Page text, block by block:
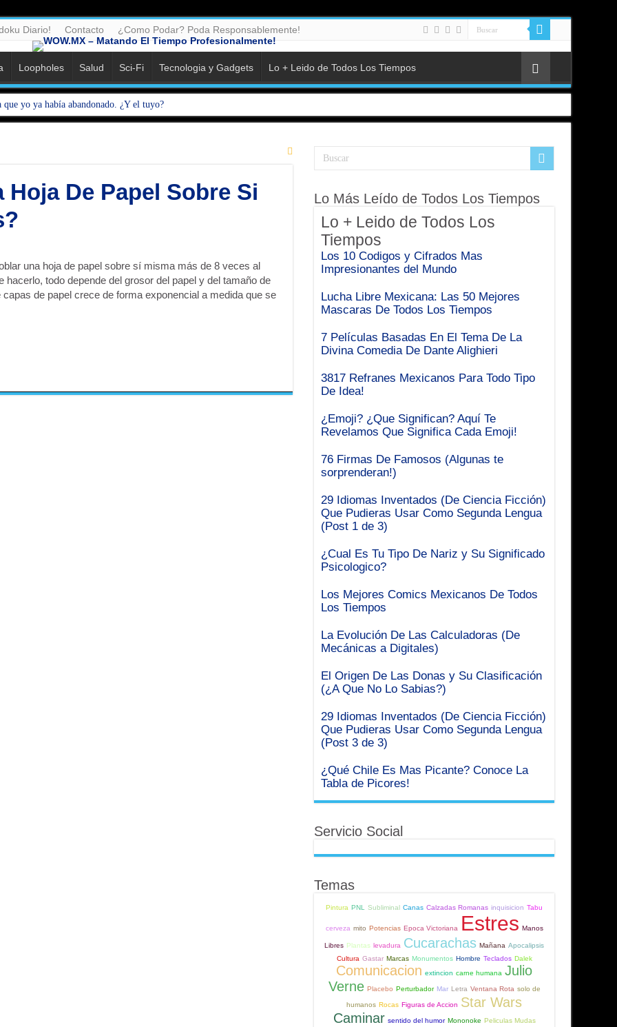
Diario! Contacto ¿Como Podar? Poda Responsablemente!
Loopholes Salud Sci-Fi Tecnologia y Gadgets Lo + Leido de Todos Los Tiempos
yo ya había abandonado. ¿Y el tuyo?
2005) y Hoy Parecen Absurdas
(Version Audio con mi voz y version para leer)
o Blanquillos?
alguien pueda “ver” con las manos, la yema de los dedos o con los ojos vendados?
La disputa legal que lo cambió todo
Qué el Juego Te Deja Ganar……al Inicio
el truco mental del que todos hablan
De Papel Sobre Si
una hoja de papel sobre sí misma más de 8 veces al
todo depende del grosor del papel y del tamaño de
de papel crece de forma exponencial a medida que se
Lo Más Leído de Todos Los Tiempos
Lo + Leido de Todos Los
Tiempos
Los 10 Codigos y Cifrados Mas
Impresionantes del Mundo
Lucha Libre Mexicana: Las 50 Mejores
Mascaras De Todos Los Tiempos
7 Películas Basadas En El Tema De La
Divina Comedia De Dante Alighieri
3817 Refranes Mexicanos Para Todo Tipo
De Idea!
¿Emoji? ¿Que Significan? Aquí Te
Revelamos Que Significa Cada Emoji!
76 Firmas De Famosos (Algunas te
sorprenderan!)
29 Idiomas Inventados (De Ciencia Ficción)
Que Pudieras Usar Como Segunda Lengua
(Post 1 de 3)
¿Cual Es Tu Tipo De Nariz y Su Significado
Psicologico?
Los Mejores Comics Mexicanos De Todos
Los Tiempos
La Evolución De Las Calculadoras (De
Mecánicas a Digitales)
El Origen De Las Donas y Su Clasificación
(¿A Que No Lo Sabias?)
29 Idiomas Inventados (De Ciencia Ficción)
Que Pudieras Usar Como Segunda Lengua
(Post 3 de 3)
¿Qué Chile Es Mas Picante? Conoce La
Tabla de Picores!
Servicio Social
Temas
Pintura PNL Subliminal Canas Calzadas Romanas inquisicion Tabu
cerveza mito Potencias Epoca Victoriana Estres Manos
Libres Plantas levadura Cucarachas Mañana Apocalipsis
Cultura Gastar Marcas Monumentos Hombre Teclados Dalek
Comunicacion extincion carne humana Julio
Verne Placebo Perturbador Mar Letra Ventana Rota solo de
humanos Rocas Figuras de Accion Star Wars
Caminar sentido del humor Mononoke Peliculas Mudas